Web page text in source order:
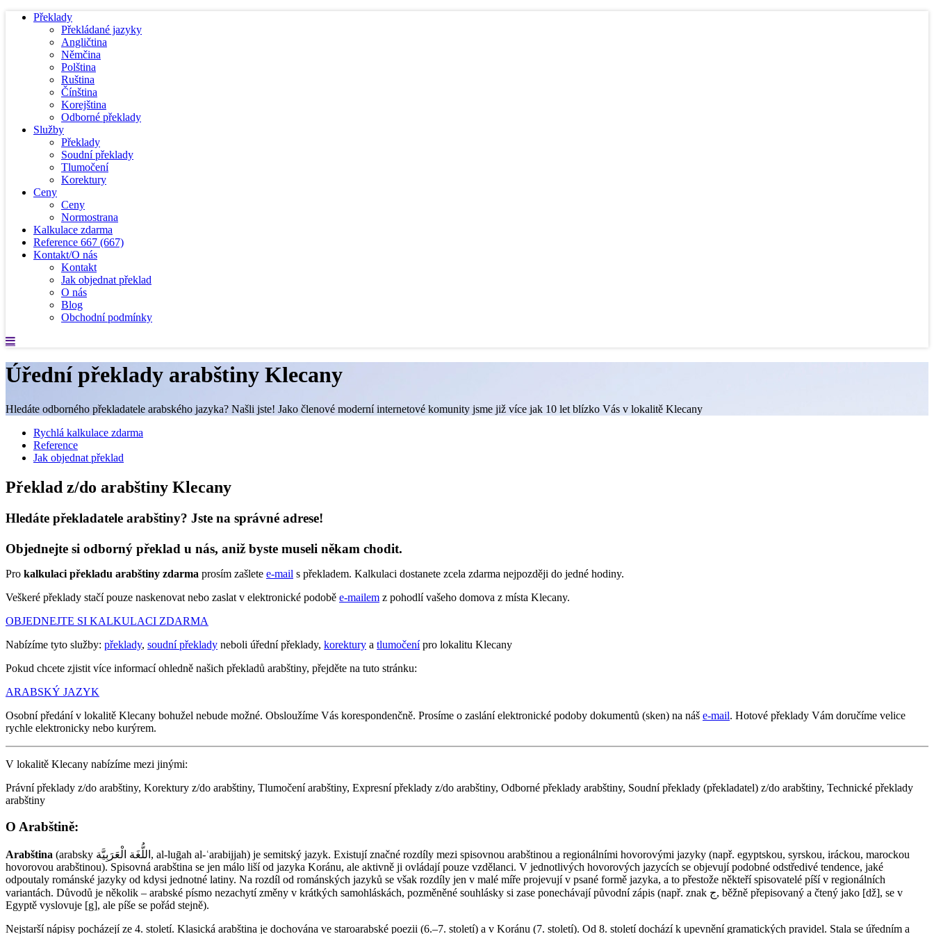
Překlady
Překládané jazyky
Angličtina
Němčina
Polština
Ruština
Čínština
Korejština
Odborné překlady
Služby
Překlady
Soudní překlady
Tlumočení
Korektury
Ceny
Ceny
Normostrana
Kalkulace zdarma
Reference 667 (667)
Kontakt/O nás
Kontakt
Jak objednat překlad
O nás
Blog
Obchodní podmínky
Úřední překlady arabštiny Klecany
Hledáte odborného překladatele arabského jazyka? Našli jste! Jako členové moderní internetové komunity jsme již více jak 10 let blízko Vás v lokalitě Klecany
Rychlá kalkulace zdarma
Reference
Jak objednat překlad
Překlad z/do arabštiny Klecany
Hledáte překladatele arabštiny? Jste na správné adrese!
Objednejte si odborný překlad u nás, aniž byste museli někam chodit.
Pro kalkulaci překladu arabštiny zdarma prosím zašlete e-mail s překladem. Kalkulaci dostanete zcela zdarma nejpozději do jedné hodiny.
Veškeré překlady stačí pouze naskenovat nebo zaslat v elektronické podobě e-mailem z pohodlí vašeho domova z místa Klecany.
OBJEDNEJTE SI KALKULACI ZDARMA
Nabízíme tyto služby: překlady, soudní překlady neboli úřední překlady, korektury a tlumočenípro lokalitu Klecany
Pokud chcete zjistit více informací ohledně našich překladů arabštiny, přejděte na tuto stránku:
ARABSKÝ JAZYK
Osobní předání v lokalitě Klecany bohužel nebude možné. Obsloužíme Vás korespondenčně. Prosíme o zaslání elektronické podoby dokumentů (sken) na náš e-mail. Hotové překlady Vám doručíme velice
rychle elektronicky nebo kurýrem.
V lokalitě Klecany nabízíme mezi jinými:
Právní překlady z/do arabštiny, Korektury z/do arabštiny, Tlumočení arabštiny, Expresní překlady z/do arabštiny, Odborné překlady arabštiny, Soudní překlady (překladatel) z/do arabštiny, Technické překlady
arabštiny
O Arabštině:
Arabština (arabsky اللُّغَة الْعَرَبِيَّة‎‎, al-luḡah al-ʿarabijjah) je semitský jazyk. Existují značné rozdíly mezi spisovnou arabštinou a regionálními hovorovými jazyky (např. egyptskou, syrskou, iráckou, marockou
hovorovou arabštinou). Spisovná arabština se jen málo liší od jazyka Koránu, ale aktivně ji ovládají pouze vzdělanci. V jednotlivých hovorových jazycích se objevují podobné odstředivé tendence, jaké
odpoutaly románské jazyky od kdysi jednotné latiny. Na rozdíl od románských jazyků se však rozdíly jen v malé míře projevují v psané formě jazyka, a to přestože někteří spisovatelé píší v regionálních
variantách. Důvodů je několik – arabské písmo nezachytí změny v krátkých samohláskách, pozměněné souhlásky si zase ponechávají původní zápis (např. znak ج, běžně přepisovaný a čtený jako [dž], se v
Egyptě vyslovuje [g], ale píše se pořád stejně).
Nejstarší nápisy pocházejí ze 4. století. Klasická arabština je dochována ve staroarabské poezii (6.–7. století) a v Koránu (7. století). Od 8. století dochází k upevnění gramatických pravidel. Stala se úředním a